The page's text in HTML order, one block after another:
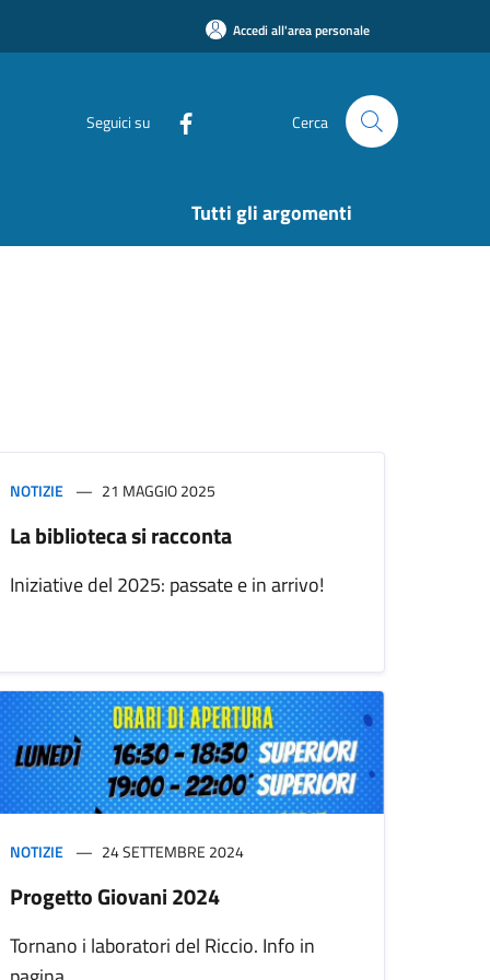
Accedi all'area personale
Seguici su Cerca
Tutti gli argomenti
NOTIZIE 21 MAGGIO 2025
La biblioteca si racconta
Iniziative del 2025: passate e in arrivo!
NOTIZIE 24 SETTEMBRE 2024
Progetto Giovani 2024
Tornano i laboratori del Riccio. Info in